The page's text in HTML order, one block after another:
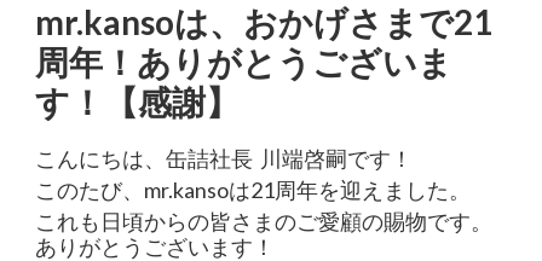
mr.kansoは、おかげさまで21
周年！ありがとうございま
す！【感謝】
こんにちは、缶詰社長 川端啓嗣です！
このたび、mr.kansoは21周年を迎えました。
これも日頃からの皆さまのご愛顧の賜物です。
ありがとうございます！